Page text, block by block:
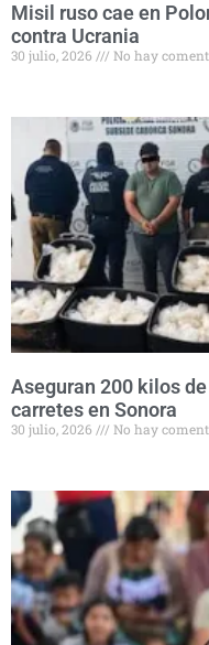
Misil ruso cae en
contra Ucrania
30 julio, 2026 No hay
Aseguran 200 kilos
carretes en Sonora
30 julio, 2026 No hay